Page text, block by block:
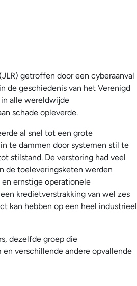
getroffen door een cyberaanval
de geschiedenis van het Verenigd
alle wereldwijde
schade opleverde.
al snel tot een grote
te dammen door systemen stil te
stilstand. De verstoring had veel
de toeleveringsketen werden
ernstige operationele
kredietverstrakking van wel zes
kan hebben op een heel industrieel
dezelfde groep die
verschillende andere opvallende